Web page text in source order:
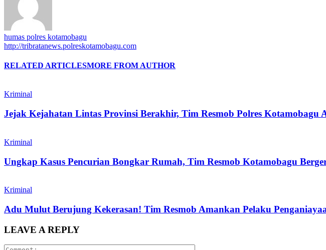
humas polres kotamobagu
http://tribratanews.polreskotamobagu.com
RELATED ARTICLESMORE FROM AUTHOR
Kriminal
Jejak Kejahatan Lintas Provinsi Berakhir, Tim Resmob Polres
Kriminal
Ungkap Kasus Pencurian Bongkar Rumah, Tim Resmob Kotamobagu
Kriminal
Adu Mulut Berujung Kekerasan! Tim Resmob Amankan Pelaku
LEAVE A REPLY